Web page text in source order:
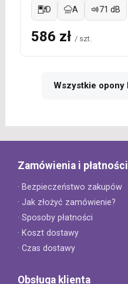
D A 71 dB
586 zł / szt.
Wszystkie opony
Zamówienia i płatności
· Bezpieczeństwo zakupów
· Jak złożyć zamówienie?
· Sposoby płatności
· Koszt dostawy
· Czas dostawy
Obsługa klienta